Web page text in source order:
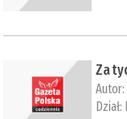
Za
Autor:
Dział: